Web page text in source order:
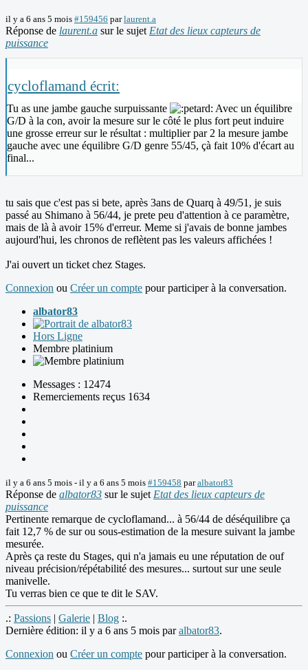
il y a 6 ans 5 mois #159456 parlaurent.a
Réponse de laurent.a sur le sujet Etat des lieux capteurs de
puissance
cycloflamand écrit:
Tu as une jambe gauche surpuissante
Avec un équilibre
G/D à la con, avoir la mesure sur le côté le plus fort peut induire
une grosse erreur sur le résultat : multiplier par 2 la mesure jambe
gauche avec une équilibre G/D genre 55/45, çà fait 10% d'écart au
final...
tu sais que c'est pas si bete, après 3ans de Quarq à 49/51, je suis
passé au Shimano à 56/44, je prete peu d'attention à ce paramètre,
mais de là à avoir 15% d'erreur. Meme si j'avais de bonne jambes
aujourd'hui, les chronos de reflètent pas les valeurs affichées !
J'ai ouvert un ticket chez Stages.
Connexion ou Créer un compte pour participer à la conversation.
albator83
Hors Ligne
Membre platinium
Messages : 12474
Remerciements reçus 1634
il y a 6 ans 5 mois - il y a 6 ans 5 mois #159458 paralbator83
Réponse de albator83 sur le sujet Etat des lieux capteurs de
puissance
Pertinente remarque de cycloflamand... à 56/44 de déséquilibre ça
fait 12,7 % de sur ou sous-estimation de la mesure suivant la jambe
mesurée.
Après ça reste du Stages, qui n'a jamais eu une réputation de ouf
niveau précision/répétabilité des mesures... surtout sur une seule
manivelle.
Tu verras bien ce que te dit le SAV.
.: Passions | Galerie | Blog :.
Dernière édition: il y a 6 ans 5 mois paralbator83.
Connexion ou Créer un compte pour participer à la conversation.